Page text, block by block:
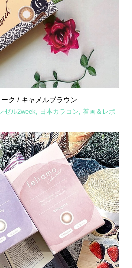
ク / キャメルブラウン
ゼル2week, 日本カラコン, 着画＆レポ
Search Contact